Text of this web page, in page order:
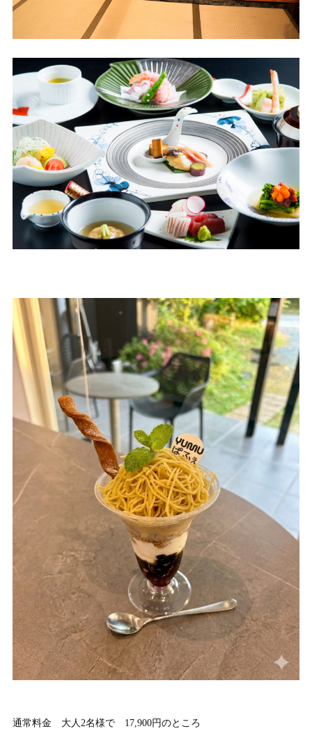
通常料金 大人2名様で 17,900円のところ